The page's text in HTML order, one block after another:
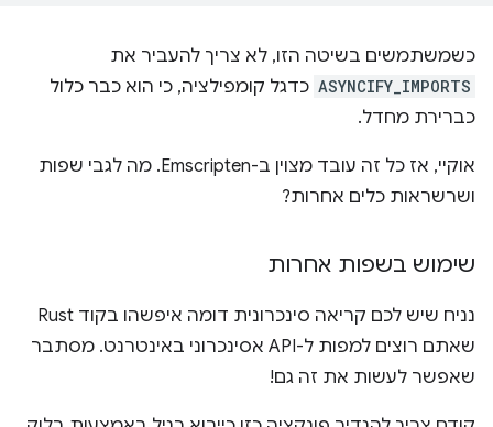
כשמשתמשים בשיטה הזו, לא צריך להעביר את
ASYNCIFY_IMPORTS כדגל קומפילציה, כי הוא כבר כלול
כברירת מחדל.
אוקיי, אז כל זה עובד מצוין ב-Emscripten. מה לגבי שפות
ושרשראות כלים אחרות?
שימוש בשפות אחרות
נניח שיש לכם קריאה סינכרונית דומה איפשהו בקוד Rust
שאתם רוצים למפות ל-API אסינכרוני באינטרנט. מסתבר
שאפשר לעשות את זה גם!